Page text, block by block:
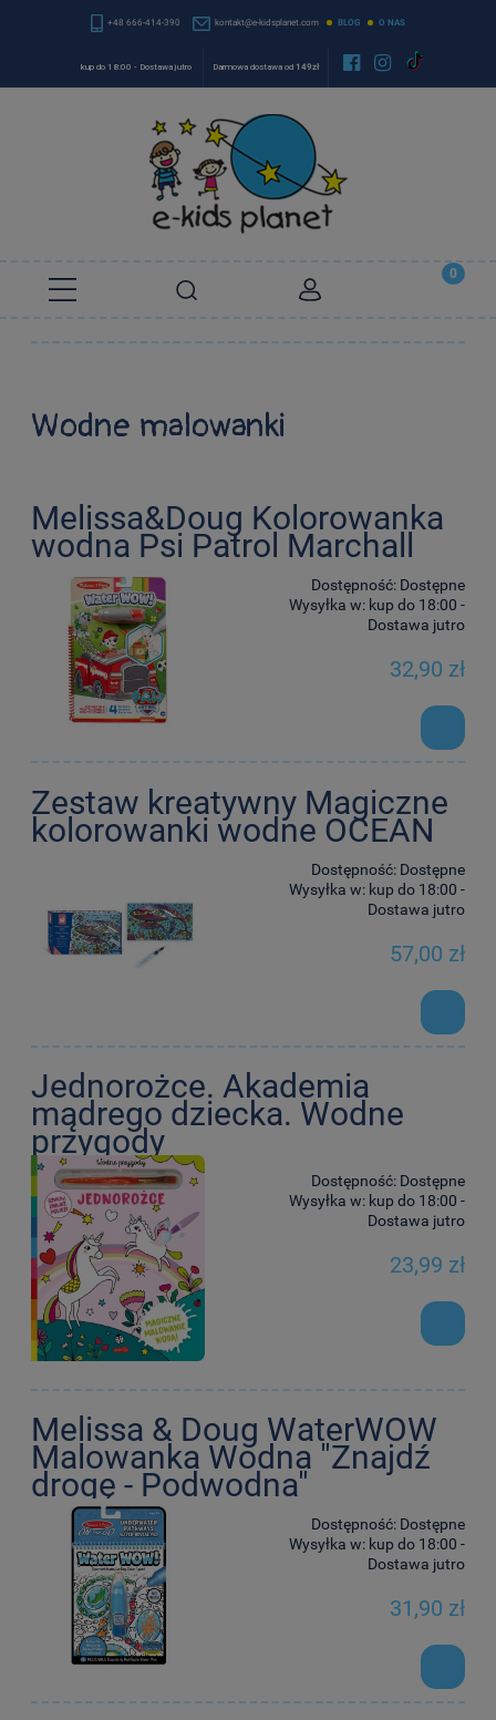
+48 666-414-390 kontakt@e-kidsplanet.com BLOG O NAS
kup do 18:00 - Dostawa jutro Darmowa dostawa od 149zł  
Wodne malowanki
Melissa&Doug Kolorowanka
wodna Psi Patrol Marchall
Dostępność: Dostępne
Wysyłka w: kup do 18:00 -
Dostawa jutro
32,90 zł
Zestaw kreatywny Magiczne
kolorowanki wodne OCEAN
Dostępność: Dostępne
Wysyłka w: kup do 18:00 -
Dostawa jutro
57,00 zł
Jednorożce. Akademia
mądrego dziecka. Wodne
przygody
Dostępność: Dostępne
Wysyłka w: kup do 18:00 -
Dostawa jutro
23,99 zł
Melissa & Doug WaterWOW
Malowanka Wodna "Znajdź
drogę - Podwodna"
Dostępność: Dostępne
Wysyłka w: kup do 18:00 -
Dostawa jutro
31,90 zł